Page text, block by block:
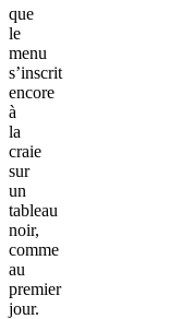
que
le
menu
s’inscrit
encore
à
la
craie
sur
un
tableau
noir,
comme
au
premier
jour.